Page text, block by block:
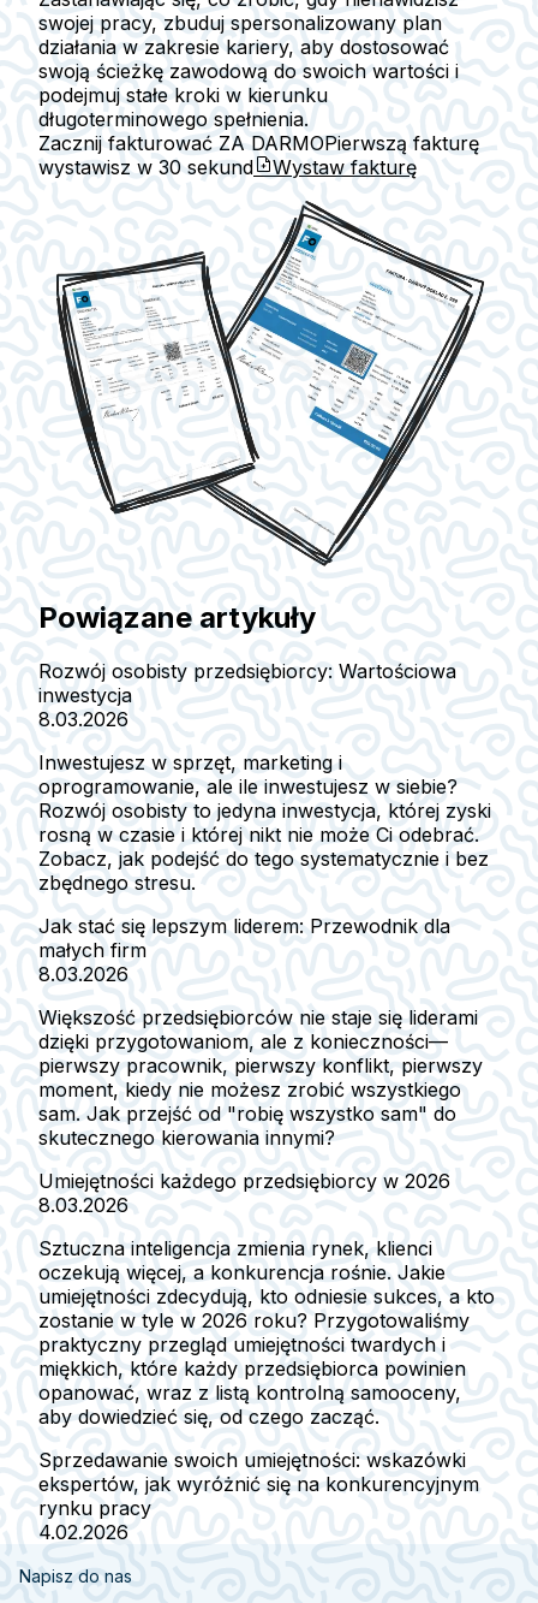
swojej pracy, zbuduj spersonalizowany plan
działania w zakresie kariery, aby dostosować
swoją ścieżkę zawodową do swoich wartości i
podejmuj stałe kroki w kierunku
długoterminowego spełnienia.
Zacznij fakturować ZA DARMOPierwszą fakturę
wystawisz w 30 sekund Wystaw fakturę
Powiązane artykuły
Rozwój osobisty przedsiębiorcy: Wartościowa
inwestycja
8.03.2026
Inwestujesz w sprzęt, marketing i
oprogramowanie, ale ile inwestujesz w siebie?
Rozwój osobisty to jedyna inwestycja, której zyski
rosną w czasie i której nikt nie może Ci odebrać.
Zobacz, jak podejść do tego systematycznie i bez
zbędnego stresu.
Jak stać się lepszym liderem: Przewodnik dla
małych firm
8.03.2026
Większość przedsiębiorców nie staje się liderami
dzięki przygotowaniom, ale z konieczności—
pierwszy pracownik, pierwszy konflikt, pierwszy
moment, kiedy nie możesz zrobić wszystkiego
sam. Jak przejść od "robię wszystko sam" do
skutecznego kierowania innymi?
Umiejętności każdego przedsiębiorcy w 2026
8.03.2026
Sztuczna inteligencja zmienia rynek, klienci
oczekują więcej, a konkurencja rośnie. Jakie
umiejętności zdecydują, kto odniesie sukces, a kto
zostanie w tyle w 2026 roku? Przygotowaliśmy
praktyczny przegląd umiejętności twardych i
miękkich, które każdy przedsiębiorca powinien
opanować, wraz z listą kontrolną samooceny,
aby dowiedzieć się, od czego zacząć.
Sprzedawanie swoich umiejętności: wskazówki
ekspertów, jak wyróżnić się na konkurencyjnym
rynku pracy
4.02.2026
Napisz do nas